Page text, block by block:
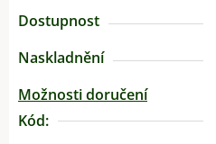
Dostupnost
Naskladnění
Možnosti doručení
Kód: